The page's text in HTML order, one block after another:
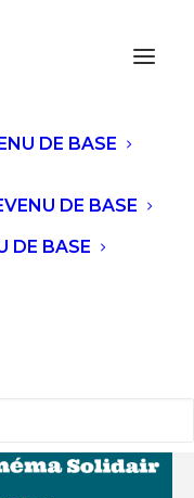
DE BASE
DE BASE
DE BASE
VOUS
À VIE ?"